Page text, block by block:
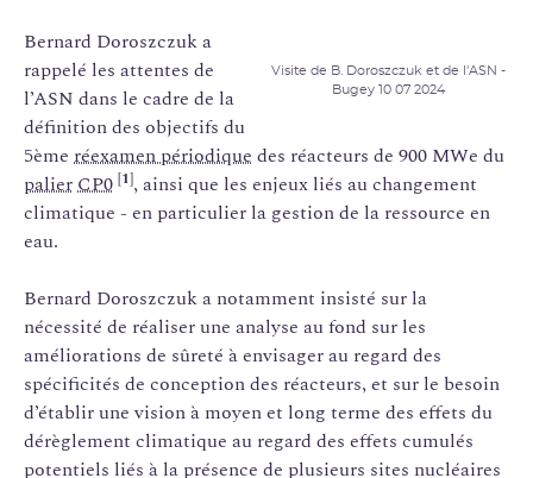
Visite de B. Doroszczuk et de l'ASN -
Bugey 10 07 2024
Bernard Doroszczuk a
rappelé les attentes de
l’ASN dans le cadre de la
définition des objectifs du
5ème réexamen périodique des réacteurs de 900 MWe du
palierCP0 [1], ainsi que les enjeux liés au changement
climatique - en particulier la gestion de la ressource en
eau.
Bernard Doroszczuk a notamment insisté sur la
nécessité de réaliser une analyse au fond sur les
améliorations de sûreté à envisager au regard des
spécificités de conception des réacteurs, et sur le besoin
d’établir une vision à moyen et long terme des effets du
dérèglement climatique au regard des effets cumulés
potentiels liés à la présence de plusieurs sites nucléaires